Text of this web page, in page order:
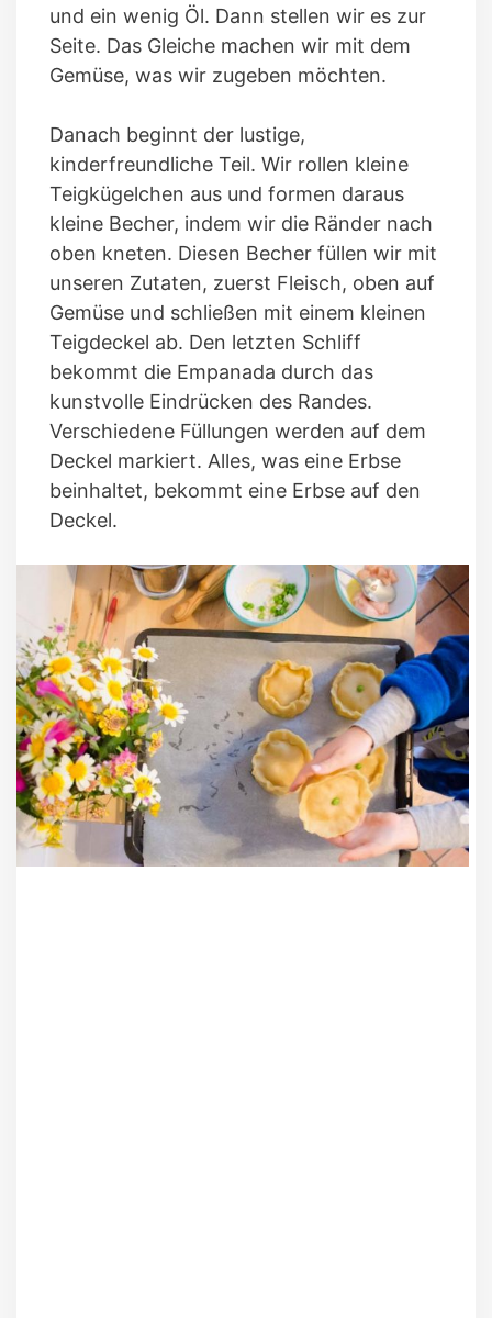
und ein wenig Öl. Dann stellen wir es zur
Seite. Das Gleiche machen wir mit dem
Gemüse, was wir zugeben möchten.
Danach beginnt der lustige,
kinderfreundliche Teil. Wir rollen kleine
Teigkügelchen aus und formen daraus
kleine Becher, indem wir die Ränder nach
oben kneten. Diesen Becher füllen wir mit
unseren Zutaten, zuerst Fleisch, oben auf
Gemüse und schließen mit einem kleinen
Teigdeckel ab. Den letzten Schliff
bekommt die Empanada durch das
kunstvolle Eindrücken des Randes.
Verschiedene Füllungen werden auf dem
Deckel markiert. Alles, was eine Erbse
beinhaltet, bekommt eine Erbse auf den
Deckel.